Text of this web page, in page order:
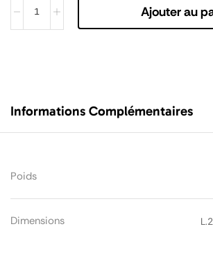
Ajouter au
Informations Complémentaires
Poids
Dimensions